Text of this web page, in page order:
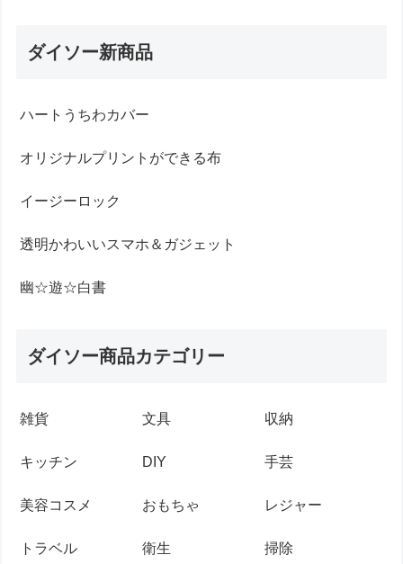
ダイソー新商品
ハートうちわカバー
オリジナルプリントができる布
イージーロック
透明かわいいスマホ＆ガジェット
幽☆遊☆白書
ダイソー商品カテゴリー
雑貨 文具 収納
キッチン DIY 手芸
美容コスメ おもちゃ レジャー
トラベル 衛生 掃除